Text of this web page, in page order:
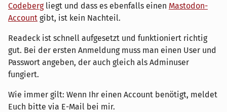
Codebergliegt und dass es ebenfalls einen Mastodon-
Account gibt, ist kein Nachteil.
Readeck ist schnell aufgesetzt und funktioniert richtig
gut. Bei der ersten Anmeldung muss man einen User und
Passwort angeben, der auch gleich als Adminuser
fungiert.
Wie immer gilt: Wenn Ihr einen Account benötigt, meldet
Euch bitte via E-Mail bei mir.